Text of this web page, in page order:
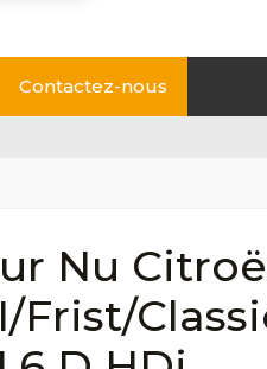
Contactez-nous
Nu
Frist/